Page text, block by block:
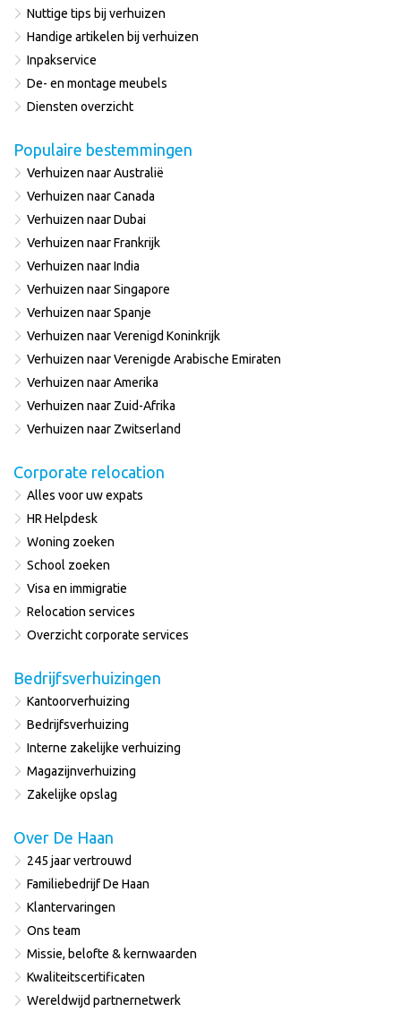
Nuttige tips bij verhuizen
Handige artikelen bij verhuizen
Inpakservice
De- en montage meubels
Diensten overzicht
Populaire bestemmingen
Verhuizen naar Australië
Verhuizen naar Canada
Verhuizen naar Dubai
Verhuizen naar Frankrijk
Verhuizen naar India
Verhuizen naar Singapore
Verhuizen naar Spanje
Verhuizen naar Verenigd Koninkrijk
Verhuizen naar Verenigde Arabische Emiraten
Verhuizen naar Amerika
Verhuizen naar Zuid-Afrika
Verhuizen naar Zwitserland
Corporate relocation
Alles voor uw expats
HR Helpdesk
Woning zoeken
School zoeken
Visa en immigratie
Relocation services
Overzicht corporate services
Bedrijfsverhuizingen
Kantoorverhuizing
Bedrijfsverhuizing
Interne zakelijke verhuizing
Magazijnverhuizing
Zakelijke opslag
Over De Haan
245 jaar vertrouwd
Familiebedrijf De Haan
Klantervaringen
Ons team
Missie, belofte & kernwaarden
Kwaliteitscertificaten
Wereldwijd partnernetwerk